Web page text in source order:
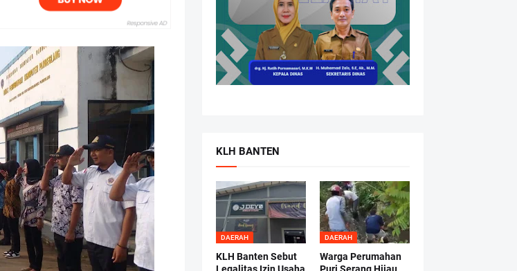
KLH BANTEN
DAERAH
KLH Banten Sebut
DAERAH
Warga Perumahan